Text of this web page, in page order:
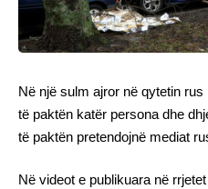
Në një sulm ajror në qytetin
të paktën katër persona dhe
të paktën pretendojnë mediat
Në videot e publikuara në